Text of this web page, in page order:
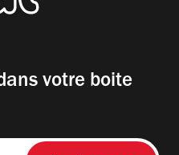
votre boite